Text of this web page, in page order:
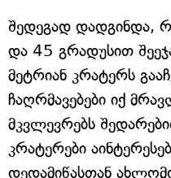
შედეგად დადგინდა,
და 45 გრადუსით
მეტრიან კრატერს
ჩაღრმავებები იქ
მკვლევრებს
კრატერები
დედამიწასთან